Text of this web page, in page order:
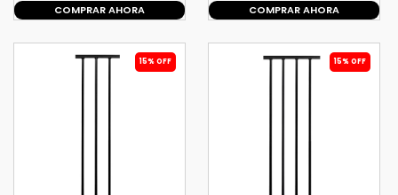
COMPRAR AHORA COMPRAR AHORA
15% OFF 15% OFF